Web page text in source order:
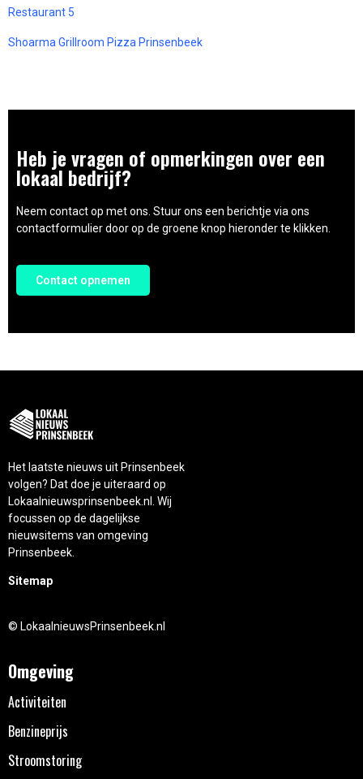
Restaurant 5
Shoarma Grillroom Pizza Prinsenbeek
Heb je vragen of opmerkingen over een
lokaal bedrijf?
Neem contact op met ons. Stuur ons een berichtje via ons
contactformulier door op de groene knop hieronder te klikken.
Contact opnemen
Het laatste nieuws uit Prinsenbeek
volgen? Dat doe je uiteraard op
Lokaalnieuwsprinsenbeek.nl. Wij
focussen op de dagelijkse
nieuwsitems van omgeving
Prinsenbeek.
Sitemap
© LokaalnieuwsPrinsenbeek.nl
Omgeving
Activiteiten
Benzineprijs
Stroomstoring